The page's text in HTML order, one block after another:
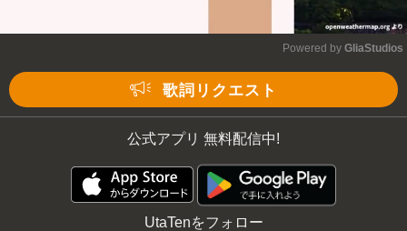
Powered by GliaStudios
歌詞リクエスト
公式アプリ 無料配信中!
UtaTenをフォロー